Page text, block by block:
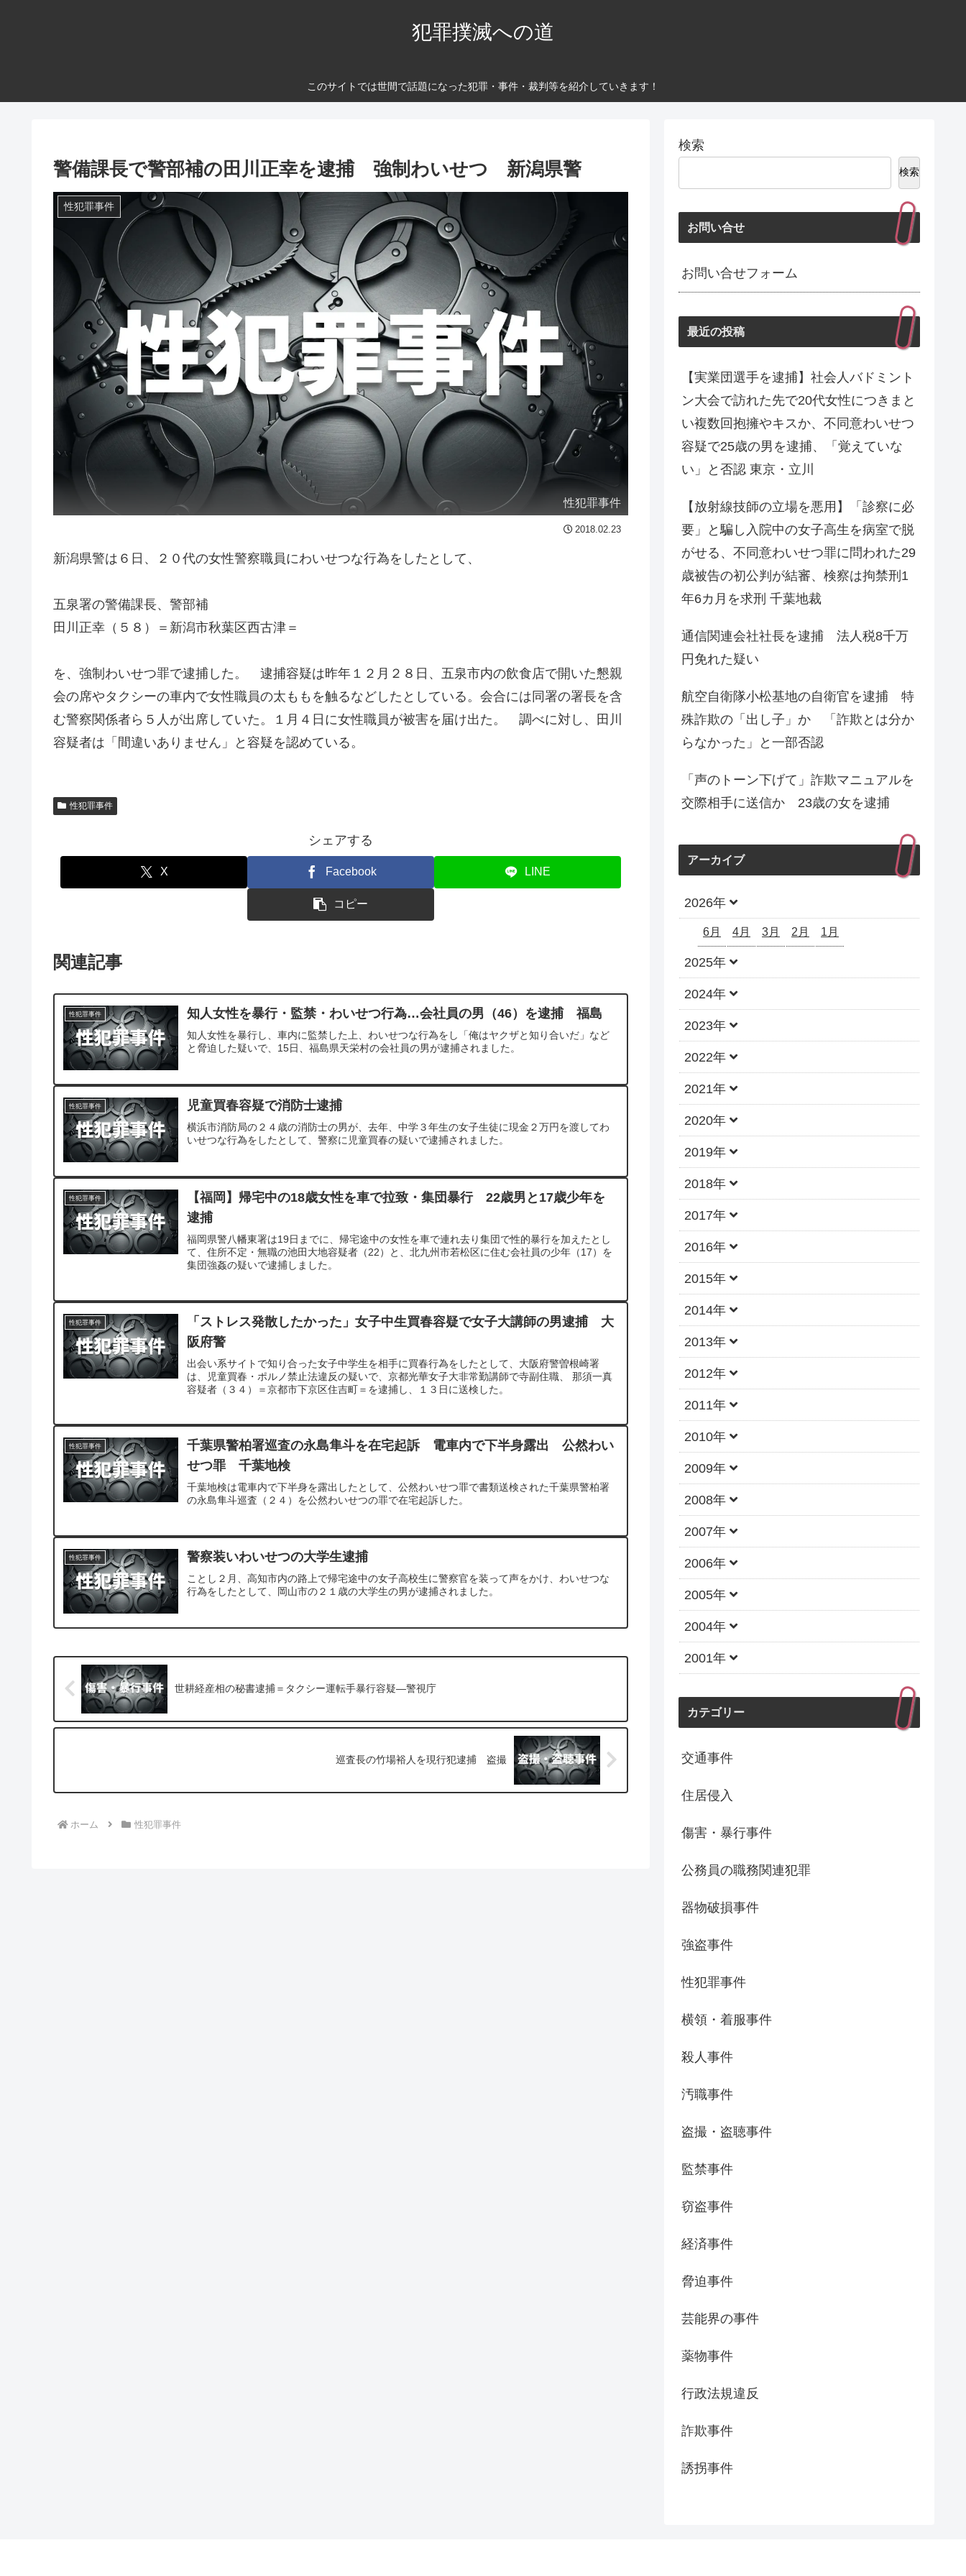
犯罪撲滅への道
このサイトでは世間で話題になった犯罪・事件・裁判等を紹介していきます！
警備課長で警部補の田川正幸を逮捕 強制わいせつ 新潟県警
性犯罪事件
性犯罪事件
2018.02.23
新潟県警は６日、２０代の女性警察職員にわいせつな行為をしたとして、
五泉署の警備課長、警部補
田川正幸（５８）＝新潟市秋葉区西古津＝
を、強制わいせつ罪で逮捕した。 逮捕容疑は昨年１２月２８日、五泉市内の飲食店で開いた懇親
会の席やタクシーの車内で女性職員の太ももを触るなどしたとしている。会合には同署の署長を含
む警察関係者ら５人が出席していた。１月４日に女性職員が被害を届け出た。 調べに対し、田川
容疑者は「間違いありません」と容疑を認めている。
性犯罪事件
シェアする
X Facebook LINE
コピー
関連記事
性犯罪事件 知人女性を暴行・監禁・わいせつ行為…会社員の男（46）を逮捕 福島
知人女性を暴行し、車内に監禁した上、わいせつな行為をし「俺はヤクザと知り合いだ」など
と脅迫した疑いで、15日、福島県天栄村の会社員の男が逮捕されました。
性犯罪事件 児童買春容疑で消防士逮捕
横浜市消防局の２４歳の消防士の男が、去年、中学３年生の女子生徒に現金２万円を渡してわ
いせつな行為をしたとして、警察に児童買春の疑いで逮捕されました。
性犯罪事件
【福岡】帰宅中の18歳女性を車で拉致・集団暴行 22歳男と17歳少年を
逮捕
福岡県警八幡東署は19日までに、帰宅途中の女性を車で連れ去り集団で性的暴行を加えたとし
て、住所不定・無職の池田大地容疑者（22）と、北九州市若松区に住む会社員の少年（17）を
集団強姦の疑いで逮捕しました。
性犯罪事件
「ストレス発散したかった」女子中生買春容疑で女子大講師の男逮捕 大
阪府警
出会い系サイトで知り合った女子中学生を相手に買春行為をしたとして、大阪府警曽根崎署
は、児童買春・ポルノ禁止法違反の疑いで、京都光華女子大非常勤講師で寺副住職、 那須一真
容疑者（３４）＝京都市下京区住吉町＝を逮捕し、１３日に送検した。
性犯罪事件
千葉県警柏署巡査の永島隼斗を在宅起訴 電車内で下半身露出 公然わい
せつ罪 千葉地検
千葉地検は電車内で下半身を露出したとして、公然わいせつ罪で書類送検された千葉県警柏署
の永島隼斗巡査（２４）を公然わいせつの罪で在宅起訴した。
性犯罪事件 警察装いわいせつの大学生逮捕
ことし２月、高知市内の路上で帰宅途中の女子高校生に警察官を装って声をかけ、わいせつな
行為をしたとして、岡山市の２１歳の大学生の男が逮捕されました。
世耕経産相の秘書逮捕＝タクシー運転手暴行容疑―警視庁
巡査長の竹場裕人を現行犯逮捕 盗撮
ホーム 性犯罪事件
検索
検索
お問い合せ
お問い合せフォーム
最近の投稿
【実業団選手を逮捕】社会人バドミント
ン大会で訪れた先で20代女性につきまと
い複数回抱擁やキスか、不同意わいせつ
容疑で25歳の男を逮捕、「覚えていな
い」と否認 東京・立川
【放射線技師の立場を悪用】「診察に必
要」と騙し入院中の女子高生を病室で脱
がせる、不同意わいせつ罪に問われた29
歳被告の初公判が結審、検察は拘禁刑1
年6カ月を求刑 千葉地裁
通信関連会社社長を逮捕 法人税8千万
円免れた疑い
航空自衛隊小松基地の自衛官を逮捕 特
殊詐欺の「出し子」か 「詐欺とは分か
らなかった」と一部否認
「声のトーン下げて」詐欺マニュアルを
交際相手に送信か 23歳の女を逮捕
アーカイブ
2026年
6月 4月 3月 2月 1月
2025年
2024年
2023年
2022年
2021年
2020年
2019年
2018年
2017年
2016年
2015年
2014年
2013年
2012年
2011年
2010年
2009年
2008年
2007年
2006年
2005年
2004年
2001年
カテゴリー
交通事件
住居侵入
傷害・暴行事件
公務員の職務関連犯罪
器物破損事件
強盗事件
性犯罪事件
横領・着服事件
殺人事件
汚職事件
盗撮・盗聴事件
監禁事件
窃盗事件
経済事件
脅迫事件
芸能界の事件
薬物事件
行政法規違反
詐欺事件
誘拐事件